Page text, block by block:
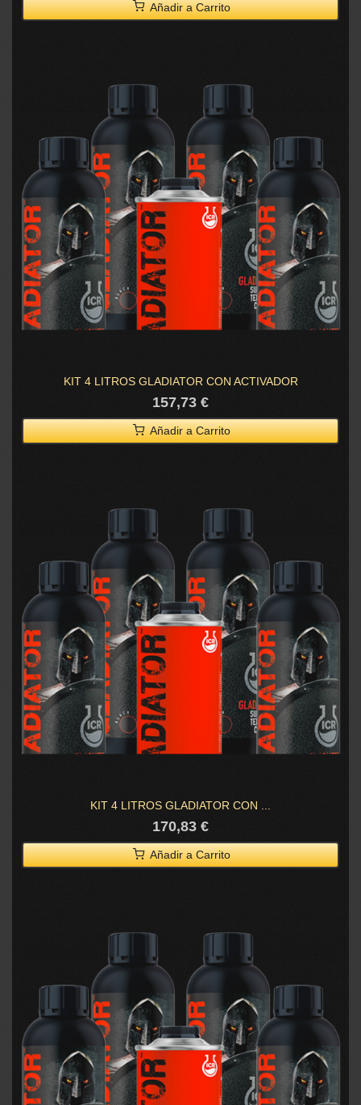
Añadir a Carrito
KIT 4 LITROS GLADIATOR CON ACTIVADOR
157,73 €
Añadir a Carrito
KIT 4 LITROS GLADIATOR CON ...
170,83 €
Añadir a Carrito